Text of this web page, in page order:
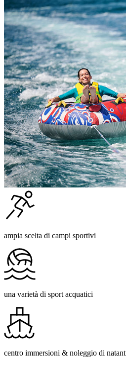
ampia scelta di campi sportivi
una varietà di sport acquatici
centro immersioni & noleggio di